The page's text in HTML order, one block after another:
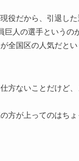
役だから、引退した
巨人の選手というの
全国区の人気だとい
方ないことだけど
方が上ってのはち